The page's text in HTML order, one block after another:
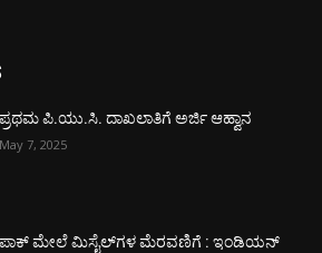
ಪ್ರಥಮ ಪಿ.ಯು.ಸಿ. ದಾಖಲಾತಿಗೆ ಅರ್ಜಿ ಆಹ್ವಾನ
May 7, 2025
ಪಾಕ್​ ಮೇಲೆ ಮಿಸೈಲ್​ಗಳ ಮೆರವಣಿಗೆ : ಇಂಡಿಯನ್